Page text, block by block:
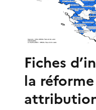
Fiches
la